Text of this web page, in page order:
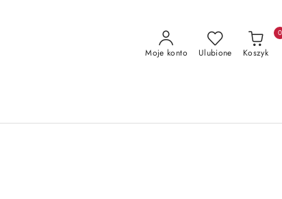
Moje konto Ulubione Koszyk
0